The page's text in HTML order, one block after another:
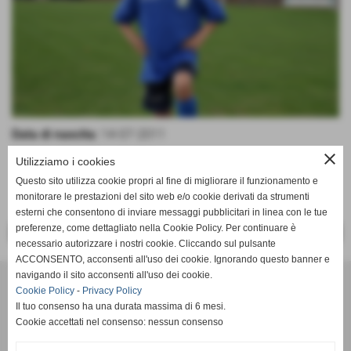
Data di nascita:
<< PRECEDENTE SUCCESSIVO >>
SSDaRL MEZZOLARA
Piazzale della Gioventù, 8 - 40054 - Budrio (Bologna) - Tel. 051
9989052
mezzolaracalcio@libero.it- C.F. 01686681204
close
Utilizziamo i cookies
Questo sito utilizza cookie propri al fine di migliorare il funzionamento e
monitorare le prestazioni del sito web e/o cookie derivati da strumenti
esterni che consentono di inviare messaggi pubblicitari in linea con le tue
preferenze, come dettagliato nella Cookie Policy. Per continuare è
necessario autorizzare i nostri cookie. Cliccando sul pulsante
ACCONSENTO, acconsenti all'uso dei cookie. Ignorando questo banner e
navigando il sito acconsenti all'uso dei cookie.
Cookie Policy - Privacy Policy
Il tuo consenso ha una durata massima di 6 mesi.
Cookie accettati nel consenso: nessun consenso